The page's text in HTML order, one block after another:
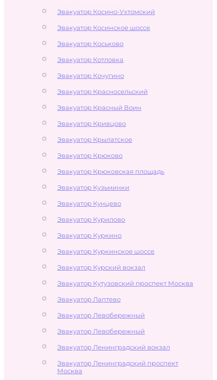
Эвакуатор Косино-Ухтомский
Эвакуатор Косинское шоссе
Эвакуатор Коськово
Эвакуатор Котловка
Эвакуатор Кочугино
Эвакуатор Красносельский
Эвакуатор Красный Воин
Эвакуатор Кривцово
Эвакуатор Крылатское
Эвакуатор Крюково
Эвакуатор Крюковская площадь
Эвакуатор Кузьминки
Эвакуатор Кунцево
Эвакуатор Курилово
Эвакуатор Куркино
Эвакуатор Куркинское шоссе
Эвакуатор Курский вокзал
Эвакуатор Кутузовский проспект Москва
Эвакуатор Лаптево
Эвакуатор Левобережный
Эвакуатор Левобережный
Эвакуатор Ленинградский вокзал
Эвакуатор Ленинградский проспект
Москва